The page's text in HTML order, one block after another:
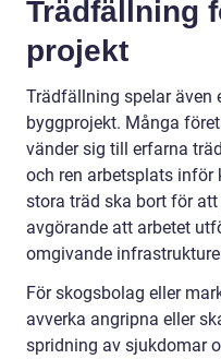
Trädfällning
projekt
Trädfällning spelar även
byggprojekt. Många
vänder sig till erfarna
och ren arbetsplats inför
stora träd ska bort för
avgörande att arbetet
omgivande
För skogsbolag eller
avverka angripna eller
spridning av sjukdomar